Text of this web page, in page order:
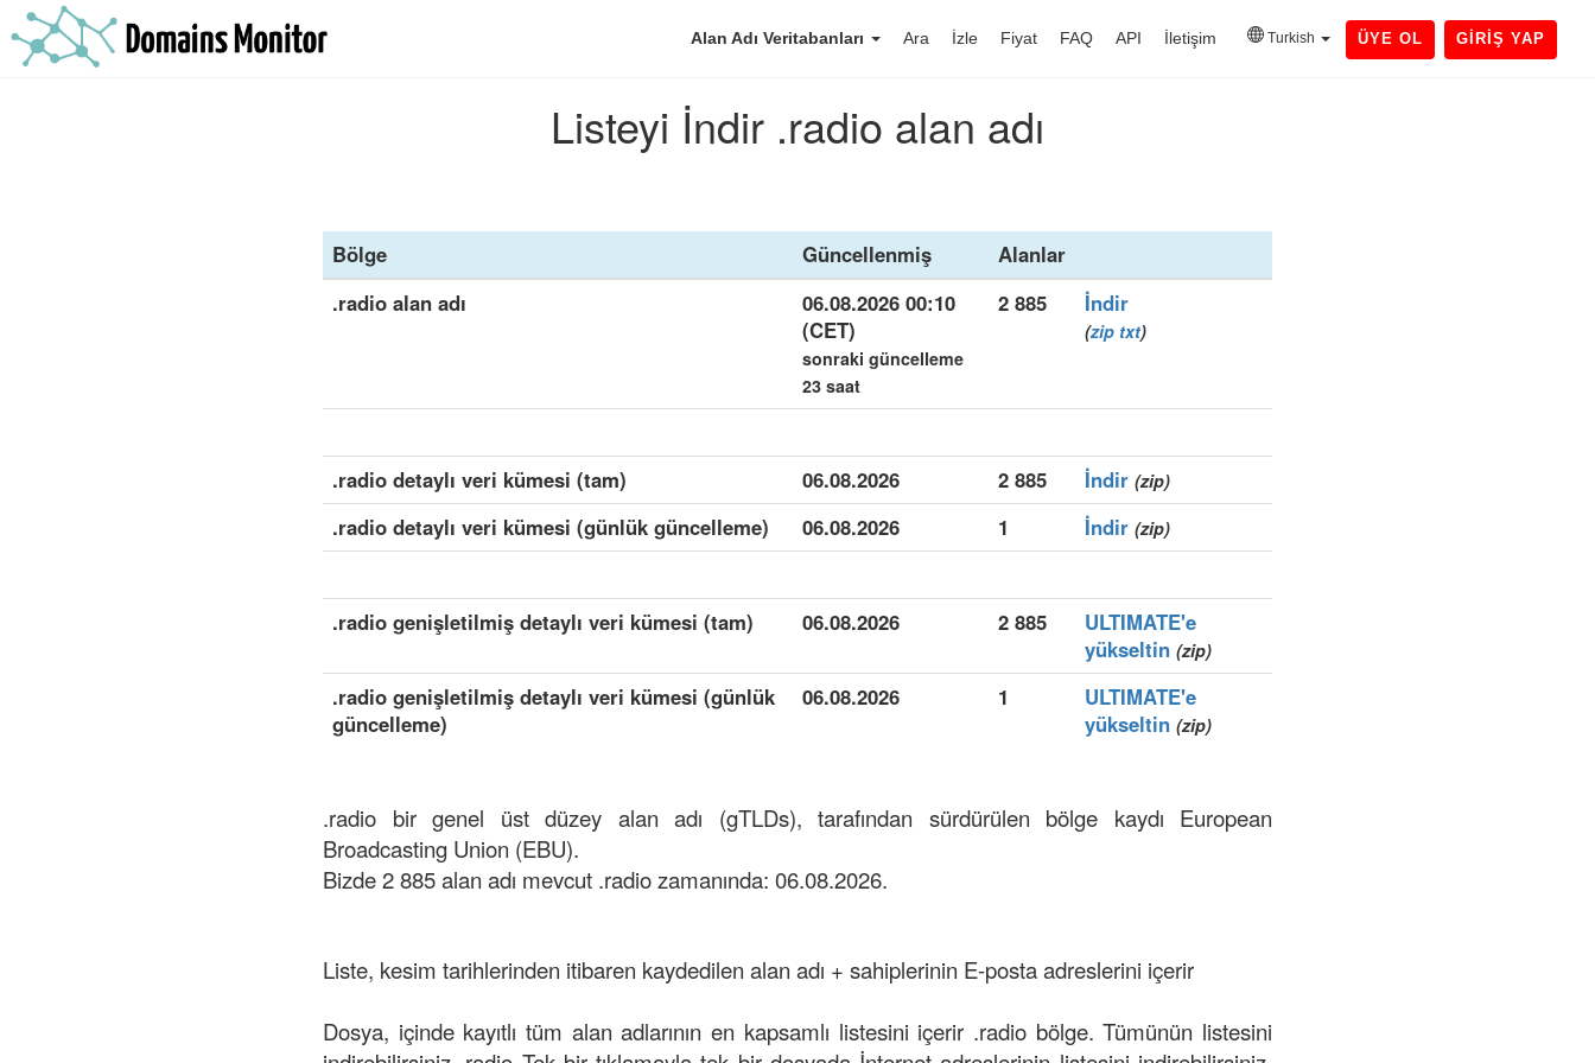
Alan Adı Veritabanları Ara İzle Fiyat FAQ API İletişim Turkish ÜYE OL GIRIŞ YAP
Listeyi İndir .radio alan adı
Bölge Güncellenmiş
Alanlar
.radio alan adı
06.08.2026 00:10
(CET)
sonraki güncelleme
23 saat
2 885 İndir
(zip txt)
.radio detaylı veri kümesi (tam) 06.08.2026 2 885 İndir (zip)
.radio detaylı veri kümesi (günlük güncelleme) 06.08.2026 1 İndir (zip)
.radio genişletilmiş detaylı veri kümesi (tam) 06.08.2026 2 885
ULTIMATE'e
yükseltin (zip)
.radio genişletilmiş detaylı veri kümesi (günlük
güncelleme)
06.08.2026 1
ULTIMATE'e
yükseltin (zip)
.radio bir genel üst düzey alan adı (gTLDs), tarafından sürdürülen bölge kaydı European
Broadcasting Union (EBU).
Bizde 2 885 alan adı mevcut .radio zamanında: 06.08.2026.
Liste, kesim tarihlerinden itibaren kaydedilen alan adı + sahiplerinin E-posta adreslerini içerir
Dosya, içinde kayıtlı tüm alan adlarının en kapsamlı listesini içerir .radio bölge. Tümünün listesini